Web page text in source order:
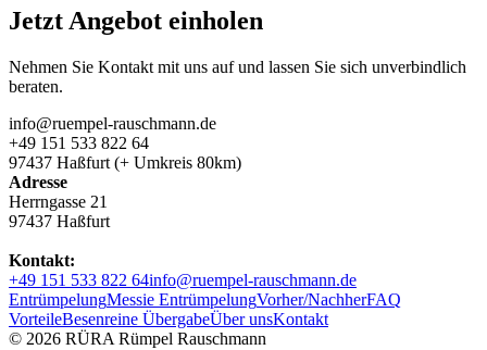
Jetzt Angebot einholen
Nehmen Sie Kontakt mit uns auf und lassen Sie sich unverbindlich
beraten.
info@ruempel-rauschmann.de
+49 151 533 822 64
97437 Haßfurt (+ Umkreis 80km)
Adresse
Herrngasse 21
97437 Haßfurt
Kontakt:
+49 151 533 822 64info@ruempel-rauschmann.de
EntrümpelungMessie EntrümpelungVorher/NachherFAQ
VorteileBesenreine ÜbergabeÜber unsKontakt
© 2026 RÜRA Rümpel Rauschmann